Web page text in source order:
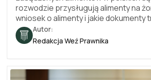
rozwodzie przysługują alimenty na
wniosek o alimenty i jakie dokumenty
W tym artykule znajdziesz konkretne
alimentów, zasady ustalania
Autor:
Redakcja Weź Prawnika